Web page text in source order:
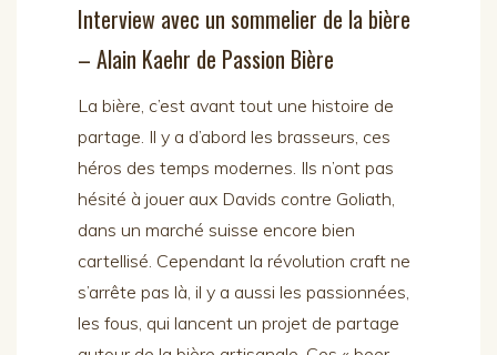
Interview avec un sommelier de la bière
– Alain Kaehr de Passion Bière
La bière, c’est avant tout une histoire de
partage. Il y a d’abord les brasseurs, ces
héros des temps modernes. Ils n’ont pas
hésité à jouer aux Davids contre Goliath,
dans un marché suisse encore bien
cartellisé. Cependant la révolution craft ne
s’arrête pas là, il y a aussi les passionnées,
les fous, qui lancent un projet de partage